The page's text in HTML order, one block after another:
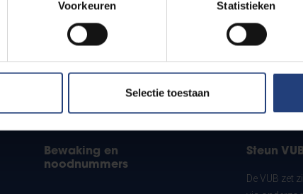
Voorkeuren Statistieken
Selectie toestaan
Bewaking en
noodnummers
Steun
De VUB zet